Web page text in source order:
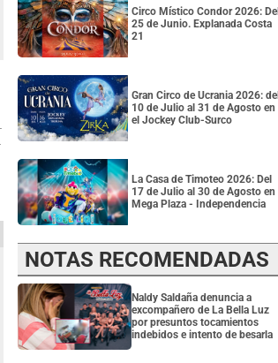
Circo Místico Condor 2026: Del
25 de Junio. Explanada Costa
21
Gran Circo de Ucrania 2026: del
10 de Julio al 31 de Agosto en
el Jockey Club-Surco
La Casa de Timoteo 2026: Del
17 de Julio al 30 de Agosto en
Mega Plaza - Independencia
NOTAS RECOMENDADAS
Naldy Saldaña denuncia a
excompañero de La Bella Luz
por presuntos tocamientos
indebidos e intento de besarla